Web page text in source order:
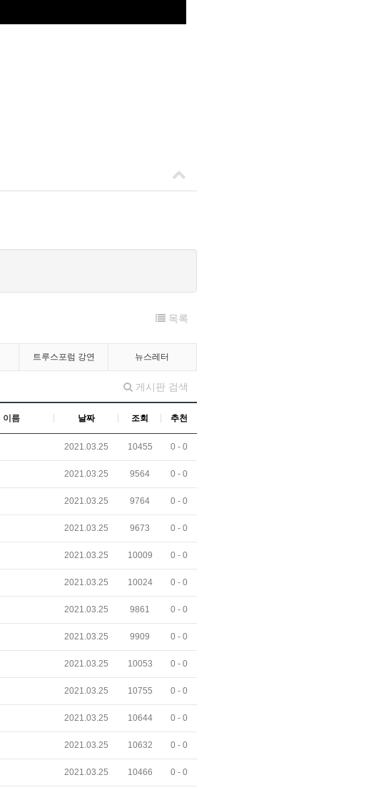
목록
트루스포럼 강연 뉴스레터
게시판 검색
이름 날짜 조회 추천
2021.03.25 10455 0 - 0
2021.03.25 9564 0 - 0
2021.03.25 9764 0 - 0
2021.03.25 9673 0 - 0
2021.03.25 10009 0 - 0
2021.03.25 10024 0 - 0
2021.03.25 9861 0 - 0
2021.03.25 9909 0 - 0
2021.03.25 10053 0 - 0
2021.03.25 10755 0 - 0
2021.03.25 10644 0 - 0
2021.03.25 10632 0 - 0
2021.03.25 10466 0 - 0